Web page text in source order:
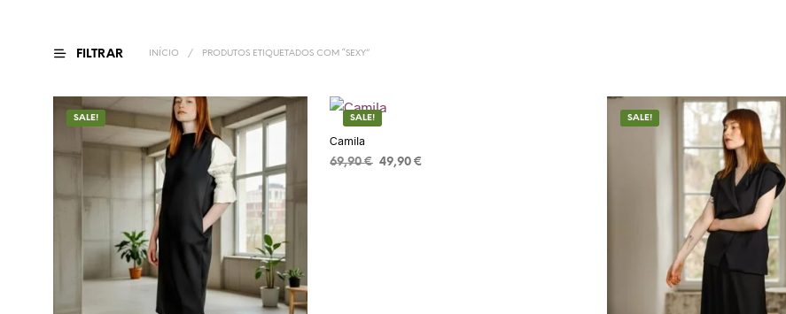
FILTRAR INÍCIO / PRODUTOS ETIQUETADOS COM “SEXY”
SALE! SALE!
Camila
69,90€ 49,90€
SALE!